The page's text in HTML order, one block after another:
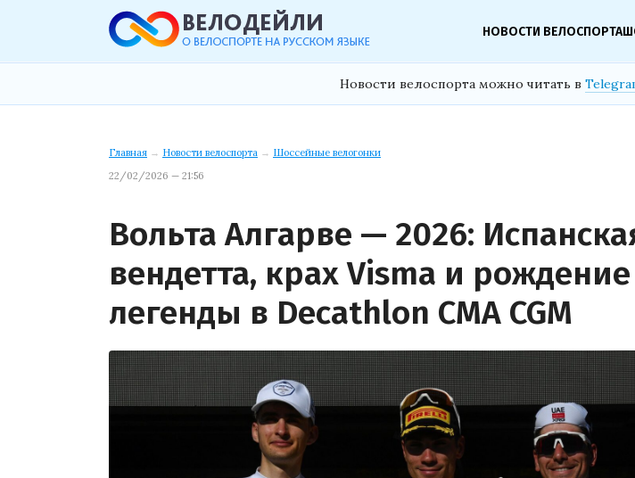
НОВОСТИ ВЕЛОСПОРТА
Новости велоспорта можно читать в
Главная → Новости велоспорта → Шоссейные велогонки
22/02/2026 — 21:56
Вольта Алгарве — 2026:
вендетта, крах Visma и
легенды в Decathlon CMA CGM